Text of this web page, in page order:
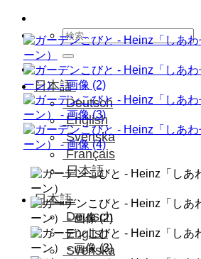
検
索
対
象:
日本語
Deutsch
English
Svenska
Français
日本語
日本語
Deutsch
English
Svenska